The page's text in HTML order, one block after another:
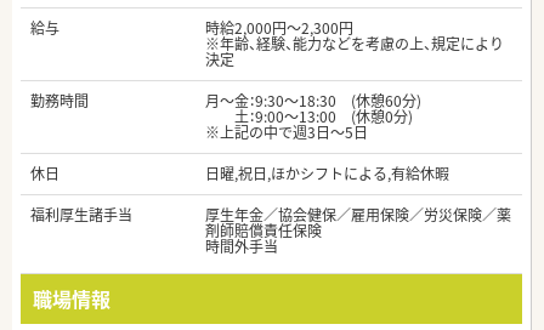
給与
時給2,000円～2,300円
※年齢、経験、能力などを考慮の上、規定により
決定
勤務時間
月～金：9:30～18:30 (休憩60分)
土：9:00～13:00 (休憩0分)
※上記の中で週3日～5日
休日
日曜,祝日,ほかシフトによる,有給休暇
福利厚生諸手当
厚生年金／協会健保／雇用保険／労災保険／薬
剤師賠償責任保険
時間外手当
職場情報